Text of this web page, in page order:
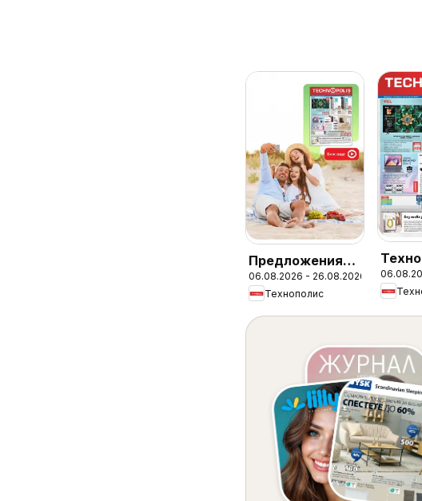
Предложения
от Технополис с
валидност до
26.08.2026
06.08.2026 - 26.08.2026
Технополис